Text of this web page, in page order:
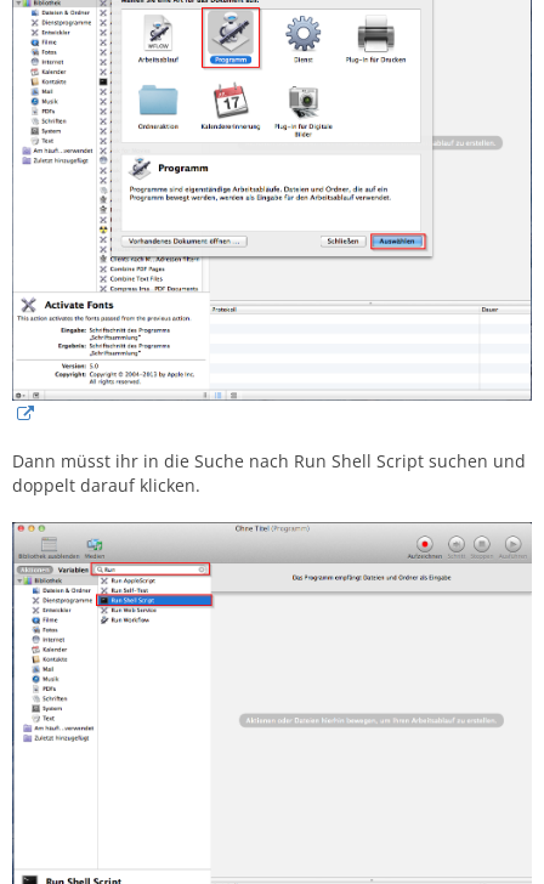
Dann müsst ihr in die Suche nach Run Shell Script suchen und
doppelt darauf klicken.